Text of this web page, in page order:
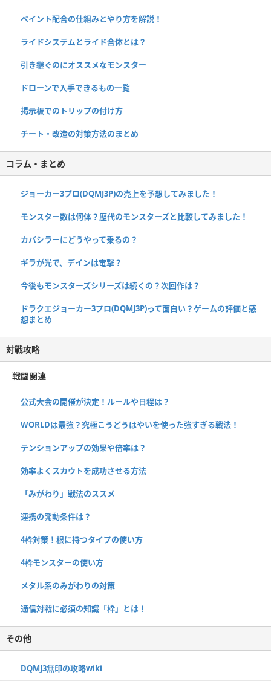
ペイント配合の仕組みとやり方を解説！
ライドシステムとライド合体とは？
引き継ぐのにオススメなモンスター
ドローンで入手できるもの一覧
掲示板でのトリップの付け方
チート・改造の対策方法のまとめ
コラム・まとめ
ジョーカー3プロ(DQMJ3P)の売上を予想してみました！
モンスター数は何体？歴代のモンスターズと比較してみました！
カバシラーにどうやって乗るの？
ギラが光で、デインは電撃？
今後もモンスターズシリーズは続くの？次回作は？
ドラクエジョーカー3プロ(DQMJ3P)って面白い？ゲームの評価と感
想まとめ
対戦攻略
戦闘関連
公式大会の開催が決定！ルールや日程は？
WORLDは最強？究極こうどうはやいを使った強すぎる戦法！
テンションアップの効果や倍率は？
効率よくスカウトを成功させる方法
「みがわり」戦法のススメ
連携の発動条件は？
4枠対策！根に持つタイプの使い方
4枠モンスターの使い方
メタル系のみがわりの対策
通信対戦に必須の知識「枠」とは！
その他
DQMJ3無印の攻略wiki